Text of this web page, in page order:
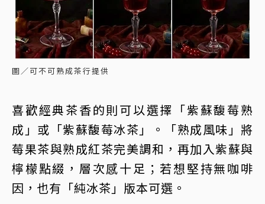
圖／可不可熟成茶行提供
喜歡經典茶香的則可以選擇「紫蘇馥莓熟
成」或「紫蘇馥莓冰茶」。「熟成風味」將
莓果茶與熟成紅茶完美調和，再加入紫蘇與
檸檬點綴，層次感十足；若想堅持無咖啡
因，也有「純冰茶」版本可選。